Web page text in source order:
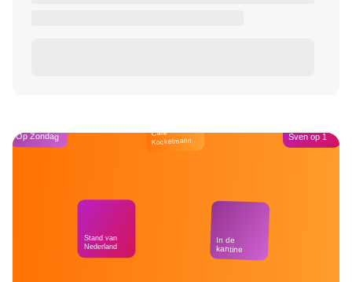
Op Zondag
Stand van
Nederland
Café
Kockelmann
In de
kantine
Sven op 1